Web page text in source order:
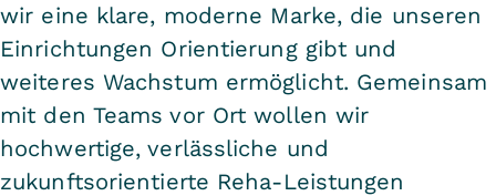
wir eine klare, moderne Marke, die unseren
Einrichtungen Orientierung gibt und
weiteres Wachstum ermöglicht. Gemeinsam
mit den Teams vor Ort wollen wir
hochwertige, verlässliche und
zukunftsorientierte Reha-Leistungen